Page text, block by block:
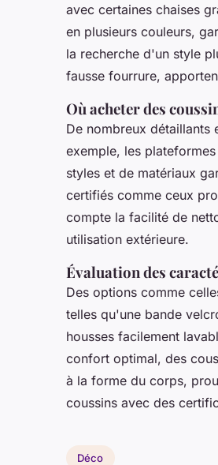
avec certaines chaises
en plusieurs couleurs,
la recherche d'un style
fausse fourrure,
Où acheter des
De nombreux détaillants
exemple, les
styles et de matériaux
certifiés comme ceux
compte la facilité de
utilisation extérieure.
Évaluation des
Des options comme
telles qu'une bande
housses facilement
confort optimal, des
à la forme du corps,
coussins avec des
Déco